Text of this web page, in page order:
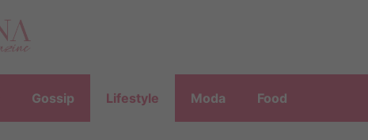
Gossip Lifestyle Moda Food